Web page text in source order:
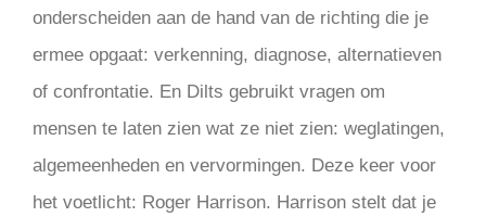
onderscheiden aan de hand van de richting die je
ermee opgaat: verkenning, diagnose, alternatieven
of confrontatie. En Dilts gebruikt vragen om
mensen te laten zien wat ze niet zien: weglatingen,
algemeenheden en vervormingen. Deze keer voor
het voetlicht: Roger Harrison. Harrison stelt dat je